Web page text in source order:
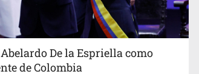
De la Espriella como
de Colombia